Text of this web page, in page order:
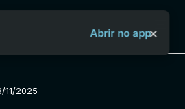
Sobre o Aya Bancah
Abrir no app×
11/2025